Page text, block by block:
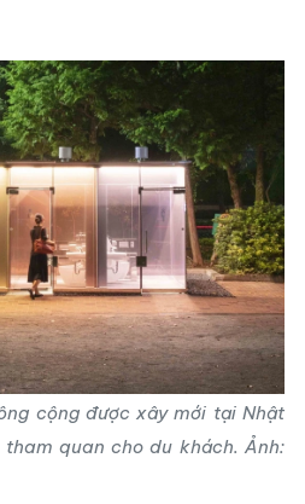
cộng được xây mới tại Nhật
quan cho du khách. Ảnh: